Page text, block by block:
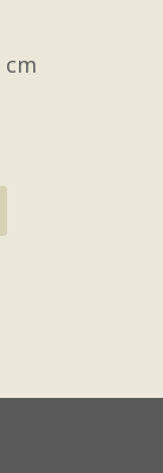
cm